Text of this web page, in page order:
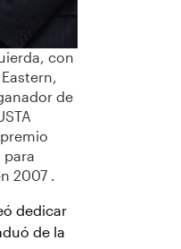
con
de
para
2007 .
dedicar
de la